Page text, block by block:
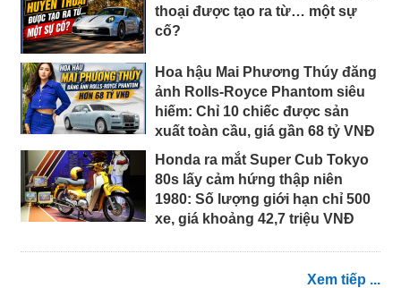
thoại được tạo ra từ… một sự
cố?
Hoa hậu Mai Phương Thúy đăng
ảnh Rolls-Royce Phantom siêu
hiếm: Chỉ 10 chiếc được sản
xuất toàn cầu, giá gần 68 tỷ VNĐ
Honda ra mắt Super Cub Tokyo
80s lấy cảm hứng thập niên
1980: Số lượng giới hạn chỉ 500
xe, giá khoảng 42,7 triệu VNĐ
Xem tiếp ...